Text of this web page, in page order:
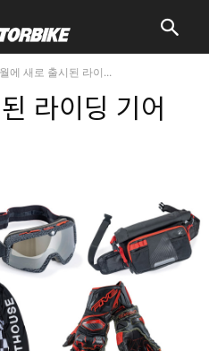
에 새로 출시된 라이...
라이딩 기어